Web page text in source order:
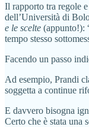
Il rapporto tra regole
dell’Università di
e le scelte (appunto!):
tempo stesso
Facendo un passo
Ad esempio, Prandi
soggetta a continue
E davvero bisogna
Certo che è stata una